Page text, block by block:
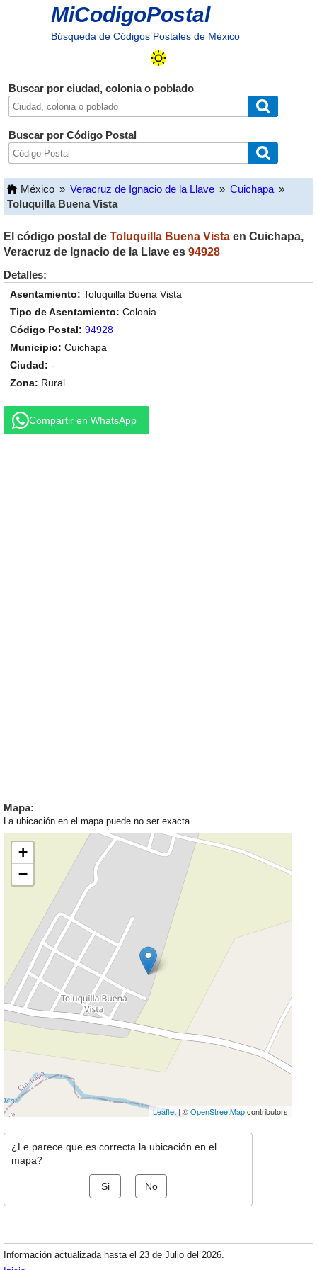
MiCodigoPostal
Búsqueda de Códigos Postales de México
Buscar por ciudad, colonia o poblado
Buscar por Código Postal
México » Veracruz de Ignacio de la Llave » Cuichapa »
Toluquilla Buena Vista
El código postal de Toluquilla Buena Vista en Cuichapa,
Veracruz de Ignacio de la Llave es 94928
Detalles:
Toluquilla Buena Vista
Colonia
94928
Cuichapa
-
Rural
Compartir en WhatsApp
Mapa:
La ubicación en el mapa puede no ser exacta
+
−
Leaflet | ©OpenStreetMapcontributors
¿Le parece que es correcta la ubicación en el
mapa?
Si No
Información actualizada hasta el 23 de Julio del 2026.